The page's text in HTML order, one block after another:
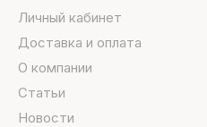
Личный кабинет
Доставка и оплата
О компании
Статьи
Новости